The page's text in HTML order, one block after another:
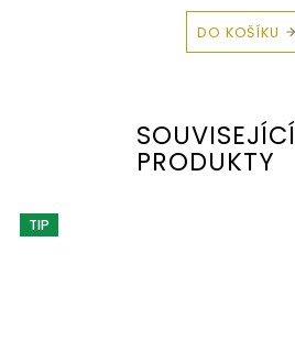
DO KOŠÍKU
SOUVISEJÍCÍ
PRODUKTY
TIP